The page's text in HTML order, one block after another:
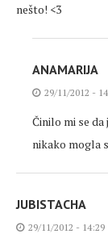
nešto! <3
ANAMARIJA
29/11/2012 -
Činilo mi se
nikako mogla
JUBISTACHA
29/11/2012 - 14:29